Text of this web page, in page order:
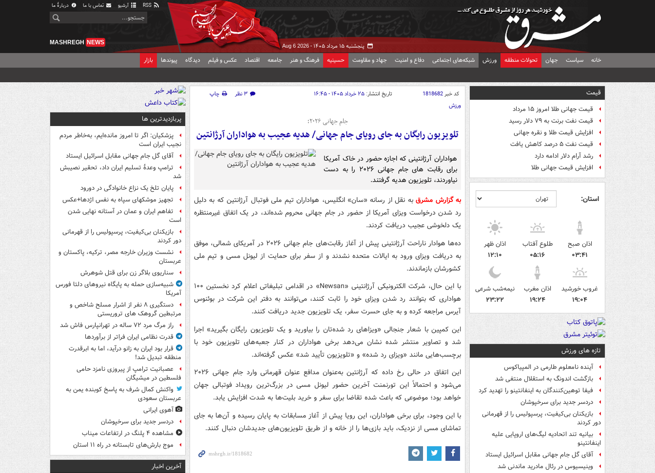
آرشیو تماس با ما دربارهٔ ما
پنجشنبه ۱۵ مرداد ۱۴۰۵ - Aug 6 2026
MASHREGH NEWS
خانه سیاست جهان تحولات منطقه ورزش شبکه‌های اجتماعی دفاع و امنیت جهاد و مقاومت حسینیه فرهنگ و هنر جامعه اقتصاد عکس و فیلم دیدگاه پیوندها بازار
قیمت
قیمت جهانی طلا امروز ۱۵ مرداد
قیمت نفت برنت به ۷۹ دلار رسید
افزایش قیمت طلا و نقره جهانی
قیمت نفت ۵ درصد کاهش یافت
رشد آرام دلار ادامه دارد
افزایش قیمت جهانی طلا
استان:
اذان صبح
۰۳:۴۱
طلوع آفتاب
۰۵:۱۶
اذان ظهر
۱۲:۱۰
غروب خورشید
۱۹:۰۴
اذان مغرب
۱۹:۲۴
نیمه‌شب شرعی
۲۳:۲۲
تازه های ورزش
آینده نامعلوم طارمی در المپیاکوس
بازگشت اندونگ به استقلال منتفی شد
فیفا توهین‌کنندگان به اینفانتینو را تهدید کرد
دردسر جدید برای سرخپوشان
بازیکنان بی‌کیفیت، پرسپولیس را از قهرمانی
دور کردند
بیانیه تند اتحادیه لیگ‌های اروپایی علیه
اینفانتینو
آقای گل جام جهانی مقابل اسرائیل ایستاد
وینیسیوس در رئال مادرید ماندنی شد
کد خبر1818682 تاریخ انتشار: ۲۵ خرداد ۱۴۰۵ - ۱۶:۴۵ ۳ نظر
چاپ
ورزش
جام جهانی ۲۰۲۶؛
تلویزیون رایگان به جای رویای جام جهانی/ هدیه عجیب به هواداران آرژانتین
هواداران آرژانتینی که اجازه حضور در خاک آمریکا
برای رقابت های جام جهانی ۲۰۲۶ را به دست
نیاوردند، تلویزیون هدیه گرفتند.
به گزارش مشرقبه نقل از رسانه «سان» انگلیس، هواداران تیم ملی فوتبال آرژانتین که به دلیل
رد شدن درخواست ویزای آمریکا از حضور در جام جهانی محروم شده‌اند، در یک اتفاق غیرمنتظره
یک دلخوشی عجیب دریافت کردند.
ده‌ها هوادار ناراحت آرژانتینی پیش از آغاز رقابت‌های جام جهانی ۲۰۲۶ در آمریکای شمالی، موفق
به دریافت ویزای ورود به ایالات متحده نشدند و از سفر برای حمایت از لیونل مسی و تیم ملی
کشورشان بازماندند.
با این حال، شرکت الکترونیکی آرژانتینی «Newsan» در اقدامی تبلیغاتی اعلام کرد نخستین ۱۰۰
هواداری که بتوانند رد شدن ویزای خود را ثابت کنند، می‌توانند به دفتر این شرکت در بوئنوس
آیرس مراجعه کرده و به جای حسرت سفر، یک تلویزیون جدید دریافت کنند.
این کمپین با شعار جنجالی «ویزاهای رد شده‌تان را بیاورید و یک تلویزیون رایگان بگیرید» اجرا
شد و تصاویر منتشر شده نشان می‌دهد برخی هواداران در کنار جعبه‌های تلویزیون خود با
برچسب‌هایی مانند «ویزای رد شده» و «تلویزیون تأیید شد» عکس گرفته‌اند.
این اتفاق در حالی رخ داده که آرژانتین به‌عنوان مدافع عنوان قهرمانی وارد جام جهانی ۲۰۲۶
می‌شود و احتمالاً این تورنمنت آخرین حضور لیونل مسی در بزرگ‌ترین رویداد فوتبالی جهان
خواهد بود؛ موضوعی که باعث شده تقاضا برای سفر و خرید بلیت‌ها به شدت افزایش یابد.
با این وجود، برای برخی هواداران، این رویا پیش از آغاز مسابقات به پایان رسیده و آن‌ها به جای
تماشای مسی از نزدیک، باید بازی‌ها را از خانه و از طریق تلویزیون‌های جدیدشان دنبال کنند.
پربازدیدترین ها
پزشکیان: اگر تا امروز مانده‌ایم، به‌خاطر مردم
نجیب ایران است
آقای گل جام جهانی مقابل اسرائیل ایستاد
ترامپ وعدۀ تسلیم ایران داد، تحقیر نصیبش
شد
پایان تلخ یک نزاع خانوادگی در دورود
تجهیز موشکهای سپاه به نفس اژدها+عکس
تفاهم ایران و عمان در آستانه نهایی شدن
است
بازیکنان بی‌کیفیت، پرسپولیس را از قهرمانی
دور کردند
نشست وزیران خارجه مصر، ترکیه، پاکستان و
عربستان
سناریوی بلاگر زن برای قتل شوهرش
شبیه‌سازی حمله به پایگاه نیروهای دلتا فورس
آمریکا
دستگیری ۸ نفر از اشرار مسلح شاخص و
مرتبطین گروهک های تروریستی
راز مرگ مرد ۷۲ ساله در تهرانپارس فاش شد
قدرت نظامی ایران فراتر از برآوردها
قرار بود ایران به زانو درآید، اما به ابرقدرت
منطقه تبدیل شد!
عصبانیت ترامپ از پیروزی نامزد حامی
فلسطین در میشیگان
واکنش کمال شرف به پاسخ کوبنده یمن به
عربستان سعودی
آهوی ایرانی
دردسر جدید برای سرخپوشان
مشاهده ۴ پلنگ در ارتفاعات میناب
موج بارش‌های تابستانه در راه ۱۱ استان
آخرین اخبار